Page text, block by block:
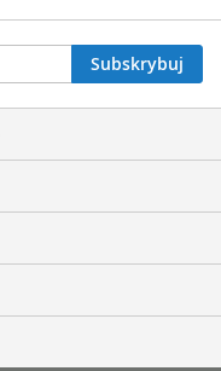
Subskrybuj